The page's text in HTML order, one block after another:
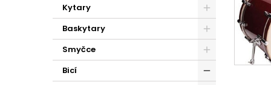
Kytary
Baskytary
Smyčce
Bicí